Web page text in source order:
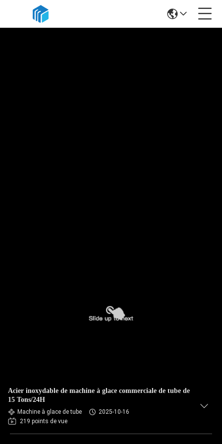
Acier inoxydable de machine à glace commerciale de tube de
15 Tons/24H
Machine à glace de tube
2025-10-16
219 points de vue